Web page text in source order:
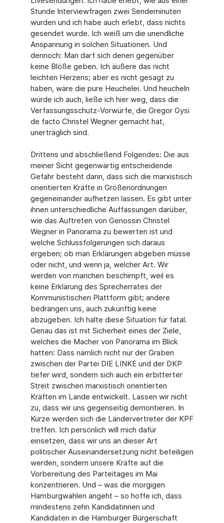
Stunde Interviewfragen zwei Sendeminuten
wurden und ich habe auch erlebt, dass nichts
gesendet wurde. Ich weiß um die unendliche
Anspannung in solchen Situationen. Und
dennoch: Man darf sich denen gegenüber
keine Blöße geben. Ich äußere das nicht
leichten Herzens; aber es nicht gesagt zu
haben, wäre die pure Heuchelei. Und heucheln
würde ich auch, ließe ich hier weg, dass die
Verfassungsschutz-Vorwürfe, die Gregor Gysi
de facto Christel Wegner gemacht hat,
unerträglich sind.
Drittens und abschließend Folgendes: Die aus
meiner Sicht gegenwärtig entscheidende
Gefahr besteht darin, dass sich die marxistisch
orientierten Kräfte in Größenordnungen
gegeneinander aufhetzen lassen. Es gibt unter
ihnen unterschiedliche Auffassungen darüber,
wie das Auftreten von Genossin Christel
Wegner in Panorama zu bewerten ist und
welche Schlussfolgerungen sich daraus
ergeben; ob man Erklärungen abgeben müsse
oder nicht, und wenn ja, welcher Art. Wir
werden von manchen beschimpft, weil es
keine Erklärung des Sprecherrates der
Kommunistischen Plattform gibt; andere
bedrängen uns, auch zukünftig keine
abzugeben. Ich halte diese Situation für fatal.
Genau das ist mit Sicherheit eines der Ziele,
welches die Macher von Panorama im Blick
hatten: Dass nämlich nicht nur der Graben
zwischen der Partei DIE LINKE und der DKP
tiefer wird, sondern sich auch ein erbitterter
Streit zwischen marxistisch orientierten
Kräften im Lande entwickelt. Lassen wir nicht
zu, dass wir uns gegenseitig demontieren. In
Kürze werden sich die Ländervertreter der KPF
treffen. Ich persönlich will mich dafür
einsetzen, dass wir uns an dieser Art
politischer Auseinandersetzung nicht beteiligen
werden, sondern unsere Kräfte auf die
Vorbereitung des Parteitages im Mai
konzentrieren. Und – was die morgigen
Hamburgwahlen angeht – so hoffe ich, dass
mindestens zehn Kandidatinnen und
Kandidaten in die Hamburger Bürgerschaft